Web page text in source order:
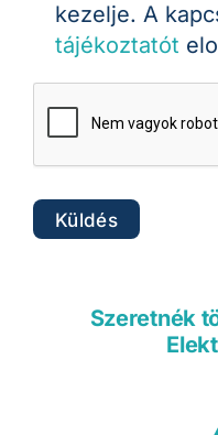
kezelje. A
tájékoztatót
Szeretnék